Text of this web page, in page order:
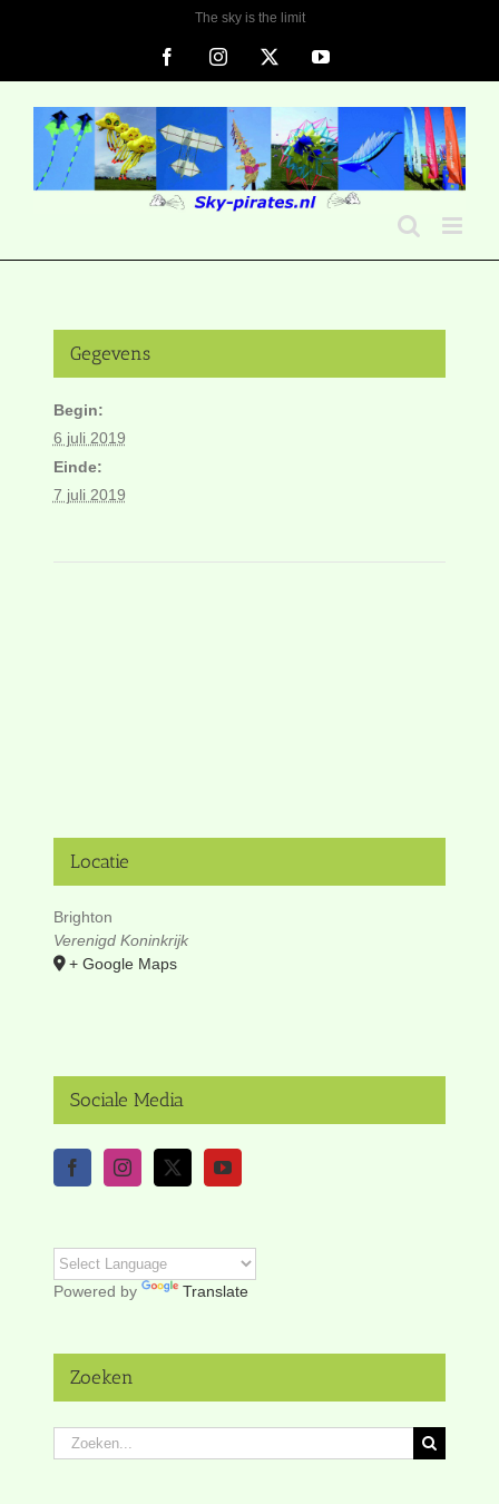
The sky is the limit
FacebookInstagram YouTube
Gegevens
Begin:
6 juli 2019
Einde:
7 juli 2019
Locatie
Brighton
Verenigd Koninkrijk
+ Google Maps
Sociale Media
Powered by Translate
Zoeken
Zoeken
naar: